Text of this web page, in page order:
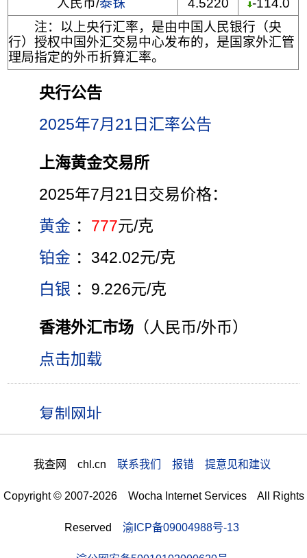
人民币/泰铢 4.5220
-114.0
注：以上央行汇率，是由中国人民银行（央
行）授权中国外汇交易中心发布的，是国家外汇管
理局指定的外币折算汇率。
央行公告
2025年7月21日汇率公告
上海黄金交易所
2025年7月21日交易价格：
黄金 ： 777元/克
铂金 ：342.02元/克
白银 ：9.226元/克
香港外汇市场 （人民币/外币）
点击加载
我查网 chl.cn 联系我们 报错 提意见和建议
Copyright © 2007-2026 Wocha Internet Services All Rights
Reserved 渝ICP备09004988号-13